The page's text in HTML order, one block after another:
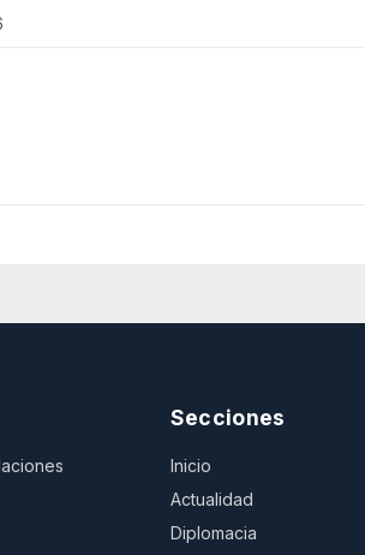
Secciones
Inicio
Actualidad
Diplomacia